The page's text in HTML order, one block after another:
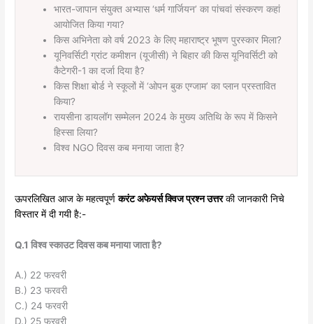
भारत-जापान संयुक्त अभ्यास ‘धर्म गार्जियन’ का पांचवां संस्करण कहां
आयोजित किया गया?
किस अभिनेता को वर्ष 2023 के लिए महाराष्ट्र भूषण पुरस्कार मिला?
यूनिवर्सिटी ग्रांट कमीशन (यूजीसी) ने बिहार की किस यूनिवर्सिटी को
कैटेगरी-1 का दर्जा दिया है?
किस शिक्षा बोर्ड ने स्कूलों में ‘ओपन बुक एग्जाम’ का प्लान प्रस्तावित
किया?
रायसीना डायलॉग सम्मेलन 2024 के मुख्य अतिथि के रूप में किसने
हिस्सा लिया?
विश्व NGO दिवस कब मनाया जाता है?
ऊपरलिखित आज के महत्वपूर्णकरंट अफेयर्स क्विज प्रश्न उत्तरकी जानकारी निचे
विस्तार में दी गयी है:-
Q.1 विश्व स्काउट दिवस कब मनाया जाता है?
A.) 22 फरवरी
B.) 23 फरवरी
C.) 24 फरवरी
D.) 25 फरवरी